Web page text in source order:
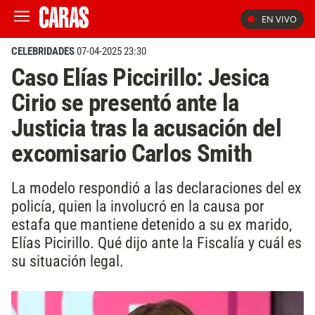
EN VIVO
CELEBRIDADES07-04-2025 23:30
Caso Elías Piccirillo: Jesica
Cirio se presentó ante la
Justicia tras la acusación del
excomisario Carlos Smith
La modelo respondió a las declaraciones del ex
policía, quien la involucró en la causa por
estafa que mantiene detenido a su ex marido,
Elías Picirillo. Qué dijo ante la Fiscalía y cuál es
su situación legal.